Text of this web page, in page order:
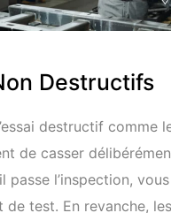
Destructifs
destructif comme
de casser
passe l’inspection,
de test. En revanche, les